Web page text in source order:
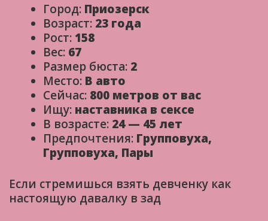
Город: Приозерск
Возраст: 23 года
Рост: 158
Вес: 67
Размер бюста: 2
Место: В авто
Сейчас: 800 метров от вас
Ищу: наставника в сексе
В возрасте: 24 — 45 лет
Предпочтения: Групповуха,
Групповуха, Пары
Если стремишься взять девченку как
настоящую давалку в зад